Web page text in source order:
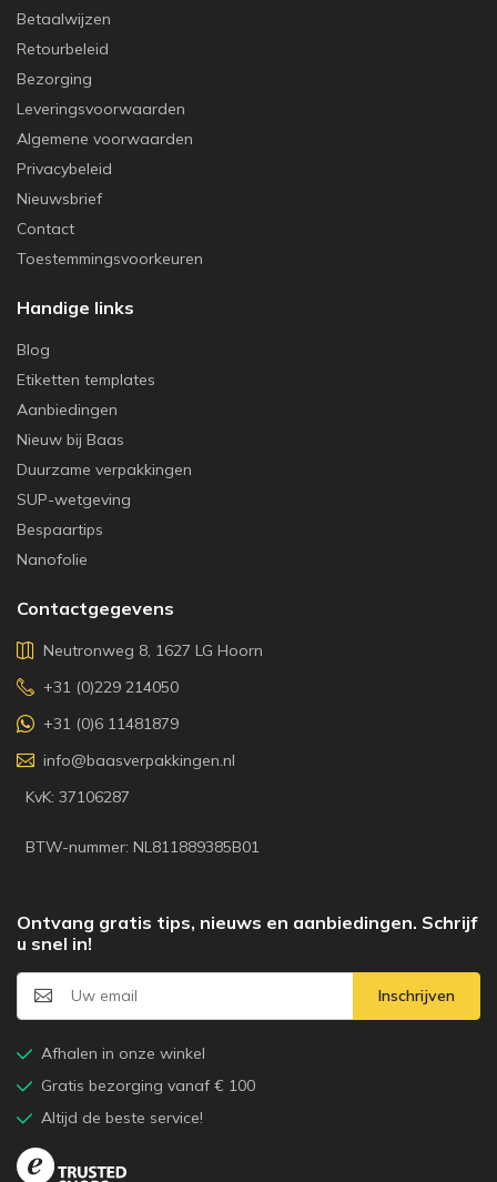
Betaalwijzen
Retourbeleid
Bezorging
Leveringsvoorwaarden
Algemene voorwaarden
Privacybeleid
Nieuwsbrief
Contact
Toestemmingsvoorkeuren
Handige links
Blog
Etiketten templates
Aanbiedingen
Nieuw bij Baas
Duurzame verpakkingen
SUP-wetgeving
Bespaartips
Nanofolie
Contactgegevens
Neutronweg 8, 1627 LG Hoorn
+31 (0)229 214050
+31 (0)6 11481879
info@baasverpakkingen.nl
KvK: 37106287
BTW-nummer: NL811889385B01
Ontvang gratis tips, nieuws en aanbiedingen. Schrijf
u snel in!
Inschrijven
Afhalen in onze winkel
Gratis bezorging vanaf € 100
Altijd de beste service!